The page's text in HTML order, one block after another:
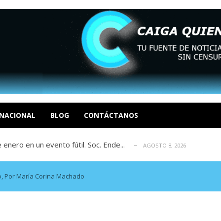
BLOG CONTÁCTANOS
R AGOSTO 8, 2026
Realpolitik y el Desmante... AGOSTO 8, 2026
García AGOSTO 7, 2026
en un evento fútil. Soc. Ende...
Luis Centeno S AGOSTO 8, 2026
R AGOSTO 8, 2026
Realpolitik y el Desmante...
García AGOSTO 7, 2026
Por María Corina Machado